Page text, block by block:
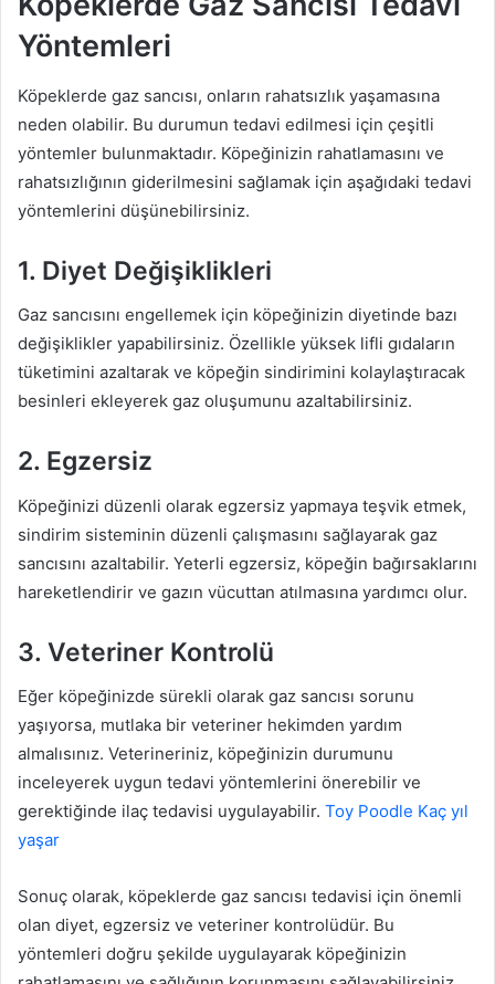
Yöntemleri
Köpeklerde gaz sancısı, onların rahatsızlık yaşamasına
neden olabilir. Bu durumun tedavi edilmesi için çeşitli
yöntemler bulunmaktadır. Köpeğinizin rahatlamasını ve
rahatsızlığının giderilmesini sağlamak için aşağıdaki tedavi
yöntemlerini düşünebilirsiniz.
1. Diyet Değişiklikleri
Gaz sancısını engellemek için köpeğinizin diyetinde bazı
değişiklikler yapabilirsiniz. Özellikle yüksek lifli gıdaların
tüketimini azaltarak ve köpeğin sindirimini kolaylaştıracak
besinleri ekleyerek gaz oluşumunu azaltabilirsiniz.
2. Egzersiz
Köpeğinizi düzenli olarak egzersiz yapmaya teşvik etmek,
sindirim sisteminin düzenli çalışmasını sağlayarak gaz
sancısını azaltabilir. Yeterli egzersiz, köpeğin bağırsaklarını
hareketlendirir ve gazın vücuttan atılmasına yardımcı olur.
3. Veteriner Kontrolü
Eğer köpeğinizde sürekli olarak gaz sancısı sorunu
yaşıyorsa, mutlaka bir veteriner hekimden yardım
almalısınız. Veterineriniz, köpeğinizin durumunu
inceleyerek uygun tedavi yöntemlerini önerebilir ve
gerektiğinde ilaç tedavisi uygulayabilir. Toy Poodle Kaç yıl
yaşar
Sonuç olarak, köpeklerde gaz sancısı tedavisi için önemli
olan diyet, egzersiz ve veteriner kontrolüdür. Bu
yöntemleri doğru şekilde uygulayarak köpeğinizin